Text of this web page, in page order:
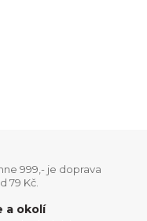
999,- je doprava
79 Kč.
a okolí